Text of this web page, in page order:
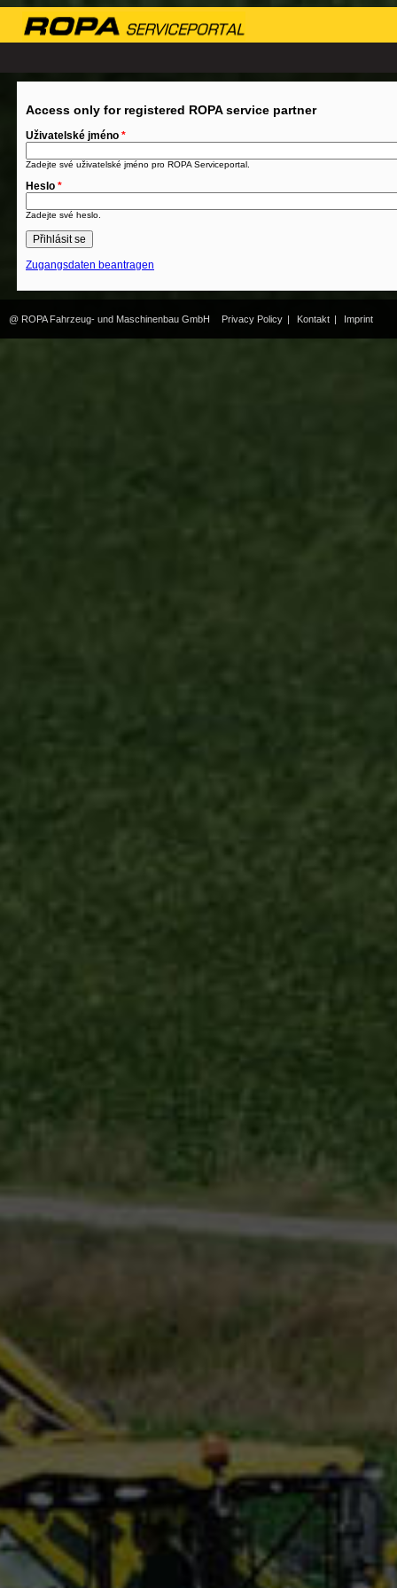
Access only for registered ROPA service partner
Uživatelské jméno *
Zadejte své uživatelské jméno pro ROPA Serviceportal.
Heslo *
Zadejte své heslo.
Zugangsdaten beantragen
@ ROPA Fahrzeug- und Maschinenbau GmbH Privacy Policy | Kontakt | Imprint